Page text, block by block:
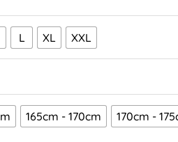
L XL XXL
165cm - 170cm 170cm -